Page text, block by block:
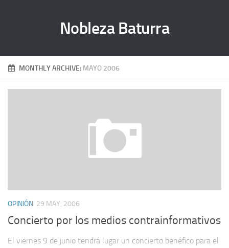
Nobleza Baturra
MONTHLY ARCHIVE: MAYO 2006
OPINIÓN 29 MAY, 2006
Concierto por los medios contrainformativos
El viernes 9 de junio tendrá lugar un concierto benéfico para el